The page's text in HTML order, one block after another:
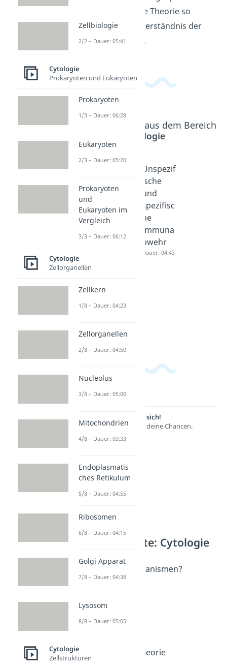
Lerne, warum diese Theorie so
wichtig für unser Verständnis der
Zellentwicklung ist.
Beliebte Inhalte aus dem Bereich
Cytologie
Fleming
Dauer: 05:16
Dauer: 05:16
Unspezif
ische
und
spezifisc
he
Immuna
bwehr
Dauer: 04:43
Lernen lohnt sich!
Entdecke hier deine Chancen.
Weitere Inhalte: Cytologie
Mikroorganismen
Was sind Mikroorganismen?
Dauer: 03:14
Archaeen
Dauer: 06:20
Endosymbiontentheorie
Dauer: 05:38
Zellbiologie
2/2 – Dauer: 05:41
Cytologie
Prokaryoten und Eukaryoten
Prokaryoten
1/3 – Dauer: 06:28
Eukaryoten
2/3 – Dauer: 05:20
Prokaryoten
und
Eukaryoten im
Vergleich
3/3 – Dauer: 06:12
Cytologie
Zellorganellen
Zellkern
1/8 – Dauer: 04:23
Zellorganellen
2/8 – Dauer: 04:50
Nucleolus
3/8 – Dauer: 05:00
Mitochondrien
4/8 – Dauer: 03:33
Endoplasmatis
ches Retikulum
5/8 – Dauer: 04:55
Ribosomen
6/8 – Dauer: 04:15
Golgi Apparat
7/8 – Dauer: 04:38
Lysosom
8/8 – Dauer: 05:05
Cytologie
Zellstrukturen